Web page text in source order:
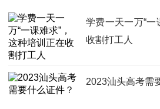
学费一天一万“一
收割打工人
2023汕头高考需